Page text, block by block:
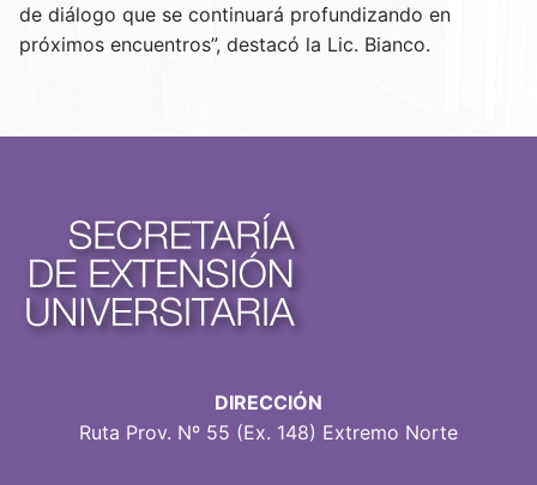
de diálogo que se continuará profundizando en
próximos encuentros”, destacó la Lic. Bianco.
DIRECCIÓN
Ruta Prov. Nº 55 (Ex. 148) Extremo Norte